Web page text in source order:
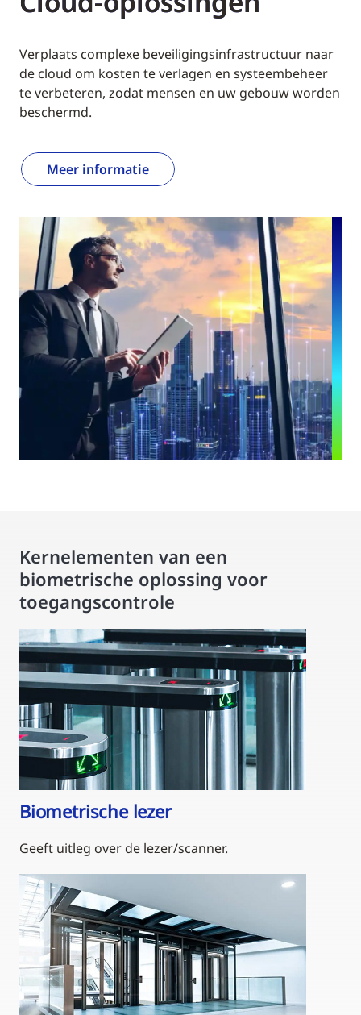
Verplaats complexe beveiligingsinfrastructuur naar
de cloud om kosten te verlagen en systeembeheer
te verbeteren, zodat mensen en uw gebouw worden
beschermd.
Meer informatie
Kernelementen van een
biometrische oplossing voor
toegangscontrole
Biometrische lezer
Geeft uitleg over de lezer/scanner.